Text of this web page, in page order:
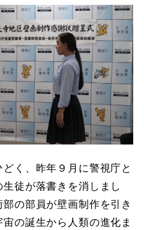
く、昨年９月に警視庁と
徒が落書きを消しまし
の部員が壁画制作を引き
の誕生から人類の進化ま